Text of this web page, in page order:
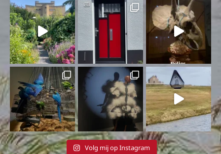
Volg mij op Instagram